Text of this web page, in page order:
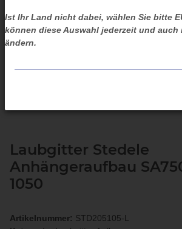
Laubgitter Stedele
Anhängeraufbau
1050
Artikelnummer: STD205105-L
Ist Ihr Land nicht dabei, wählen Sie bitte
können diese Auswahl jederzeit und auch
ändern.